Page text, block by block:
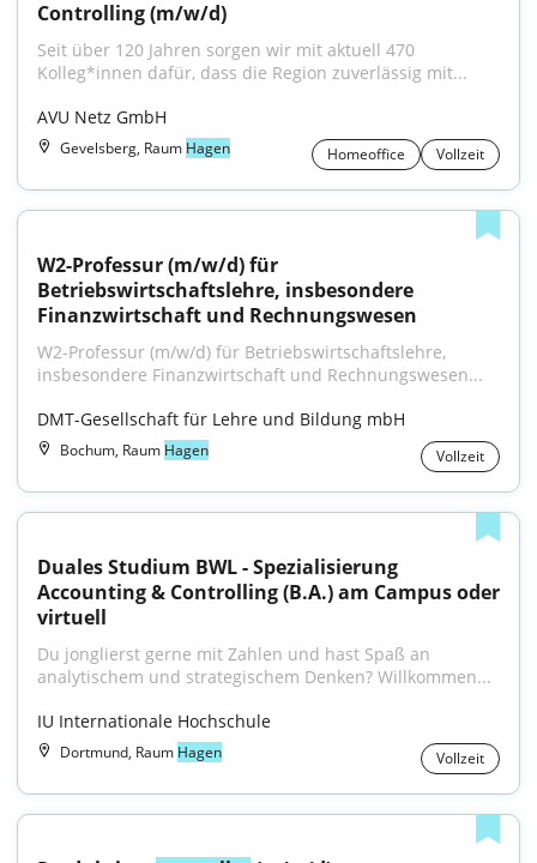
Controlling (m/w/d)
Seit über 120 Jahren sorgen wir mit aktuell 470
Kolleg*innen dafür, dass die Region zuverlässig mit...
AVU Netz GmbH
Gevelsberg, Raum Hagen Homeoffice Vollzeit
W2-Professur (m/w/d) für
Betriebswirtschaftslehre, insbesondere
Finanzwirtschaft und Rechnungswesen
W2-Professur (m/w/d) für Betriebswirtschaftslehre,
insbesondere Finanzwirtschaft und Rechnungswesen...
DMT-Gesellschaft für Lehre und Bildung mbH
Bochum, Raum Hagen Vollzeit
Duales Studium BWL - Spezialisierung
Accounting & Controlling (B.A.) am Campus oder
virtuell
Du jonglierst gerne mit Zahlen und hast Spaß an
analytischem und strategischem Denken? Willkommen...
IU Internationale Hochschule
Dortmund, Raum Hagen Vollzeit